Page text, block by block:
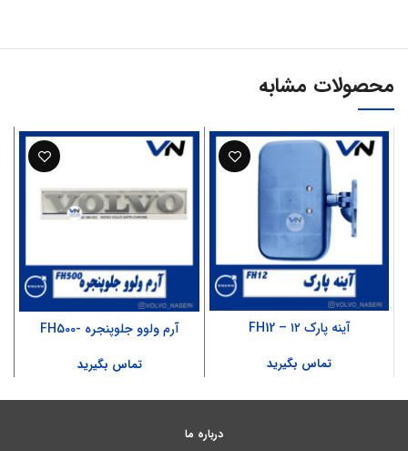
محصولات مشابه
آینه پارک ۱۲ – FH12
تماس بگیرید
آرم ولوو جلوپنجره -FH500
تماس بگیرید
درباره ما